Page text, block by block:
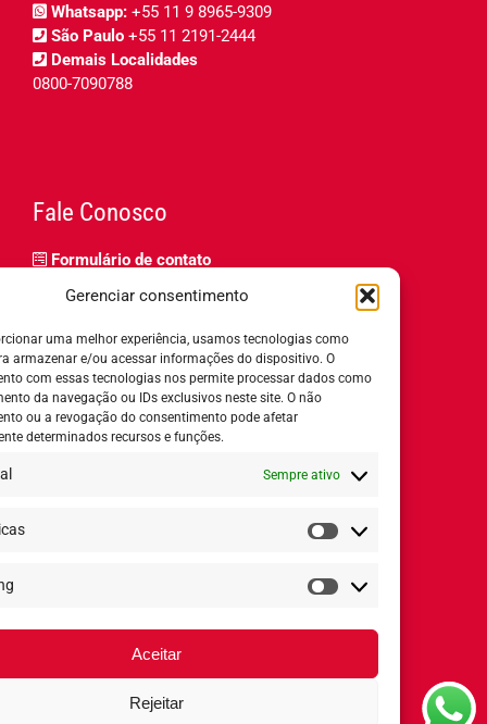
Gerenciar consentimento
uma melhor experiência, usamos tecnologias como
armazenar e/ou acessar informações do dispositivo. O
com essas tecnologias nos permite processar dados como
da navegação ou IDs exclusivos neste site. O não
ou a revogação do consentimento pode afetar
determinados recursos e funções.
Sempre ativo
Estatísticas
Marketing
Aceitar
Rejeitar
Whatsapp: +55 11 9 8965-9309
São Paulo +55 11 2191-2444
Demais Localidades
0800-7090788
Fale Conosco
Formulário de contato
Relatório de igualdade salarial
Horário de Atendimento:
8h ás 18h